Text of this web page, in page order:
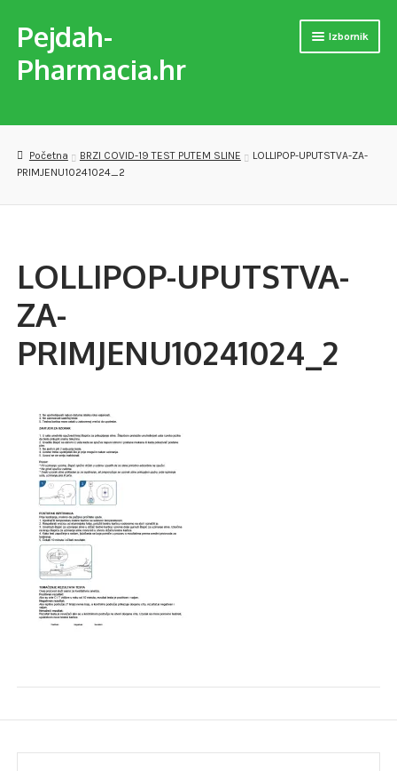
Preskoči
na
navigaciju
Skoči
do
sadržaja
Pejdah-
Pharmacia.hr
Izbornik
DJEČJE PAPUČE
VERSET PARFEMI
PREPARATI ZA SAMOLIJEČENJE I PODIZANJE IMUNITETA
Početna BRZI COVID-19 TEST PUTEM SLINE
LOLLIPOP-UPUTSTVA-ZA-
PRIMJENU10241024_2
LOLLIPOP-UPUTSTVA-
ZA-
PRIMJENU10241024_2